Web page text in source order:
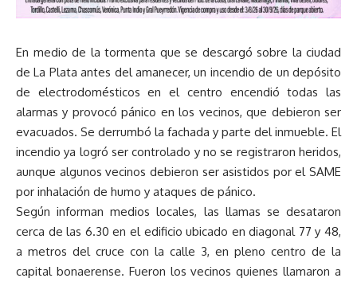
En medio de la tormenta que se descargó sobre la ciudad
de La Plata antes del amanecer, un incendio de un depósito
de electrodomésticos en el centro encendió todas las
alarmas y provocó pánico en los vecinos, que debieron ser
evacuados. Se derrumbó la fachada y parte del inmueble. El
incendio ya logró ser controlado y no se registraron heridos,
aunque algunos vecinos debieron ser asistidos por el SAME
por inhalación de humo y ataques de pánico.
Según informan medios locales, las llamas se desataron
cerca de las 6.30 en el edificio ubicado en diagonal 77 y 48,
a metros del cruce con la calle 3, en pleno centro de la
capital bonaerense. Fueron los vecinos quienes llamaron a